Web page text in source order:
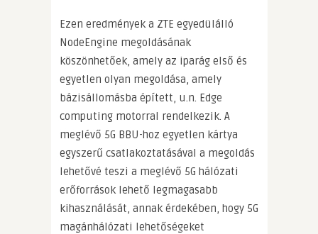
Ezen eredmények a ZTE egyedülálló
NodeEngine megoldásának
köszönhetőek, amely az iparág első és
egyetlen olyan megoldása, amely
bázisállomásba épített, u.n. Edge
computing motorral rendelkezik. A
meglévő 5G BBU-hoz egyetlen kártya
egyszerű csatlakoztatásával a megoldás
lehetővé teszi a meglévő 5G hálózati
erőforrások lehető legmagasabb
kihasználását, annak érdekében, hogy 5G
magánhálózati lehetőségeket